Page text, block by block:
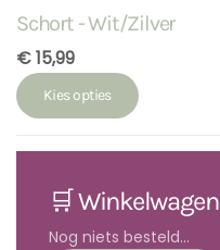
Schort - Wit/Zilver
€ 15,99
Kies opties
🛒 Winkelwagen
Nog niets besteld...